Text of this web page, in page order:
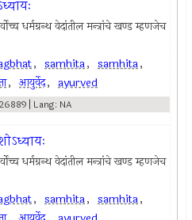
धर्मग्रन्थ वेदांतील मन्त्रांचे खण्ड म्हणजेच
, samhita, samhita,
, आयुर्वेद, ayurved
| Lang: NA
धर्मग्रन्थ वेदांतील मन्त्रांचे खण्ड म्हणजेच
, samhita, samhita,